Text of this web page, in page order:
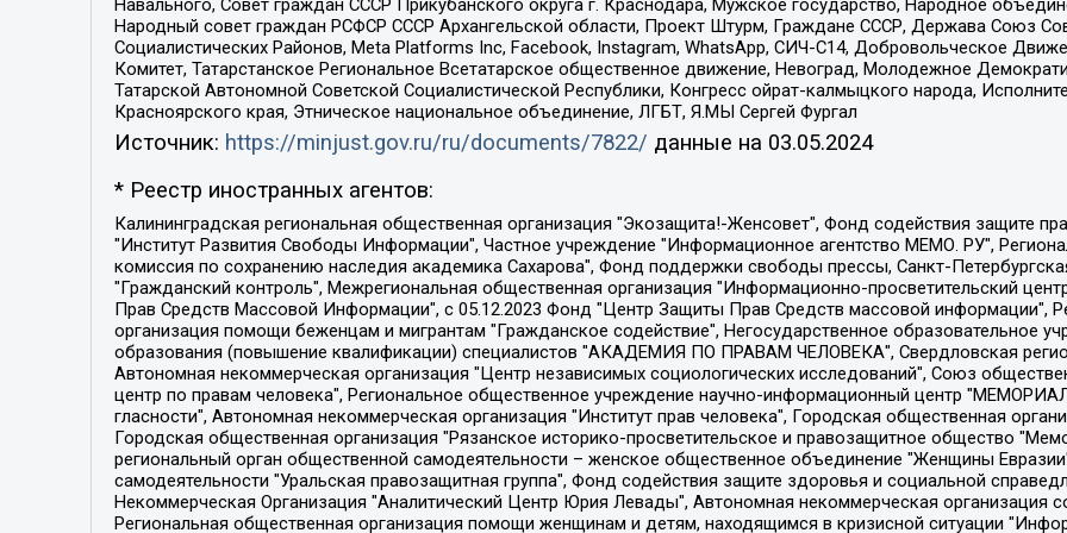
Навального, Совет граждан СССР Прикубанского округа г. Краснодара, Мужское государство, Народное
Народный совет граждан РСФСР СССР Архангельской области, Проект Штурм, Граждане СССР, Держава Союз
Социалистических Районов, Meta Platforms Inc, Facebook, Instagram, WhatsApp, СИЧ-С14, Добровольческое
Комитет, Татарстанское Региональное Всетатарское общественное движение, Невоград, Молодежное
Татарской Автономной Советской Социалистической Республики, Конгресс ойрат-калмыцкого народа,
Красноярского края, Этническое национальное объединение, ЛГБТ, Я.МЫ Сергей Фургал
Источник: https://minjust.gov.ru/ru/documents/7822/ данные на 03.05.2024
* Реестр иностранных агентов:
Калининградская региональная общественная организация "Экозащита!-Женсовет", Фонд содействия защите прав и свобод граждан "Общественный вердикт", Фонд "Институт Развития Свободы Информации", Частное учреждение "Информационное агентство МЕМО. РУ", Региональная общественная организация "Общественная комиссия по сохранению наследия академика Сахарова", Фонд поддержки свободы прессы, Санкт-Петербургская общественная правозащитная организация "Гражданский контроль", Межрегиональная общественная организация "Информационно-просветительский центр "Мемориал", Региональный Фонд "Центр Защиты Прав Средств Массовой Информации", с 05.12.2023 Фонд "Центр Защиты Прав Средств массовой информации", Региональная общественная благотворительная организация помощи беженцам и мигрантам "Гражданское содействие", Негосударственное образовательное учреждение дополнительного профессионального образования (повышение квалификации) специалистов "АКАДЕМИЯ ПО ПРАВАМ ЧЕЛОВЕКА", Свердловская региональная общественная организация "Сутяжник", Автономная некоммерческая организация "Центр независимых социологических исследований", Союз общественных объединений "Российский исследовательский центр по правам человека", Региональное общественное учреждение научно-информационный центр "МЕМОРИАЛ", Некоммерческая организация "Фонд защиты гласности", Автономная некоммерческая организация "Институт прав человека", Городская общественная организация "Екатеринбургское общество "МЕМОРИАЛ", Городская общественная организация "Рязанское историко-просветительское и правозащитное общество "Мемориал" (Рязанский Мемориал), Челябинский региональный орган общественной самодеятельности – женское общественное объединение "Женщины Евразии", Челябинский региональный орган общественной самодеятельности "Уральская правозащитная группа", Фонд содействия защите здоровья и социальной справедливости имени Андрея Рылькова, Автономная Некоммерческая Организация "Аналитический Центр Юрия Левады", Автономная некоммерческая организация социальной поддержки населения "Проект Апрель", Региональная общественная организация помощи женщинам и детям, находящимся в кризисной ситуации "Информационно-методический центр "Анна", Фонд содействия развитию массовых коммуникаций и правовому просвещению "Так-так-Так", Фонд содействия устойчивому развитию "Серебряная тайга", Свердловский региональный общественный фонд социальных проектов "Новое время", "Idel.Реалии", Кавказ.Реалии, Крым.Реалии, Телеканал Настоящее Время, Татаро-башкирская служба Радио Свобода (Azatliq Radiosi), Радио Свободная Европа/Радио Свобода (PCE/PC), "Сибирь.Реалии", "Фактограф", Благотворительный фонд помощи осужденным и их семьям, Автономная некоммерческая организация "Институт глобализации и социальных движений", Фонд "В защиту прав заключенных", Частное учреждение "Центр поддержки и содействия развитию средств массовой информации", Пензенский региональный общественный благотворительный фонд "Гражданский союз", "Север.Реалии", Некоммерческая организация Фонд "Правовая инициатива", Общество с ограниченной ответственностью "Радио Свободная Европа/Радио Свобода", Чешское информационное агентство "MEDIUM-ORIENT", Красноярская региональная общественная организация "Мы против СПИДа", Камалягин Денис Николаевич, Маркелов Сергей Евгеньевич, Пономарев Лев Александрович, Савицкая Людмила Алексеевна, Автономная некоммерческая организация "Центр по работе с проблемой насилия "НАСИЛИЮ.НЕТ", Межрегиональный профессиональный союз работников здравоохранения "Альянс врачей", Юридическое лицо, зарегистрированное в Латвийской Республике, SIA "Medusa Project" (регистрационный номер 40103797863, дата регистрации 10.06.2014), Некоммерческая организация "Фонд по борьбе с коррупцией", Автономная некоммерческая организация "Институт права и публичной политики", Баданин Роман Сергеевич, Гликин Максим Александрович, Железнова Мария Михайловна, Лукьянова Юлия Сергеевна, Маетная Елизавета Витальевна, Маняхин Петр Борисович, Чуракова Ольга Владимировна, Ярош Юлия Петровна, Юридическое лицо "The Insider SIA", зарегистрированное в Риге, Латвийская Республика (дата регистрации 26.06.2015), являющееся администратором доменного имени интернет-издания "The Insider SIA", https://theins.ru, Постернак Алексей Евгеньевич, Рубин Михаил Аркадьевич, Анин Роман Александрович, Юридическое лицо Istories fonds, зарегистрированное в Латвийской Республике (регистрационный номер 50008295751, дата регистрации 24.02.2020), Великовский Дмитрий Александрович, Долинина Ирина Николаевна, Мароховская Алеся Алексеевна, Шлейнов Роман Юрьевич, Шмагун Олеся Валентиновна, Общество с ограниченной ответственностью "Альтаир 2021", Общество с ограниченной ответственностью "Вега 2021", Общество с ограниченной ответственностью "Главный редактор 2021", Общество с ограниченной ответственностью "Ромашки монолит", Важенков Артем Валерьевич, Ивановская областная общественная организация "Центр гендерных исследований", Гурман Юрий Альбертович, Медиапроект "ОВД-Инфо", Егоров Владимир Владимирович, Жилинский Владимир Александрович, Общество с ограниченной ответственностью "ЗП", Иванова София Юрьевна, Карезина Инна Павловна, Кильтау Екатерина Викторовна, Петров Алексей Викторович, Пискунов Сергей Евгеньевич, Смирнов Сергей Сергеевич, Тихонов Михаил Сергеевич, Общество с ограниченной ответственностью "ЖУРНАЛИСТ-ИНОСТРАННЫЙ АГЕНТ", Арапова Галина Юрьевна, Вольтская Татьяна Анатольевна, Американская компания "Mason G.E.S. Anonymous Foundation" (США), являющаяся владельцем интернет-издания https://mnews.world/, Компания "Stichting Bellingcat", зарегистрированная в Нидерландах (дата регистрации 11.07.2018), Захаров Андрей Вячеславович, Клепиковская Екатерина Дмитриевна, Общество с ограниченной ответственностью "МЕМО", Перл Роман Александрович, Симонов Евгений Алексеевич, Соловьева Елена Анатольевна, Сотников Даниил Владимирович, Сурначева Елизавета Дмитриевна, Автономная некоммерческая организация по защите прав человека и информированию населения "Якутия – Наше Мнение", Общество с ограниченной ответственностью "Москоу диджитал медиа", с 26.01.2023 Общество с ограниченной ответственностью "Чайка Белые сады", Ветошкина Валерия Валерьевна, Заговора Максим Александрович, Межрегиональное общественное движение "Российская ЛГБТ - сеть", Оленичев Максим Владимирович, Павлов Иван Юрьевич, Скворцова Елена Сергеевна, Общество с ограниченной ответственностью "Как бы инагент", Кочетков Игорь Викторович, Общество с ограниченной ответственностью "Честные выборы", Еланчик Олег Александрович, Общество с ограниченной ответственностью "Нобелевский призыв", Гималова Регина Эмилевна, Григорьев Андрей Валерьевич, Григорьева Алина Александровна, Ассоциация по содействию защите прав призывников, альтернативнослужащих и военнослужащих "Правозащитная группа